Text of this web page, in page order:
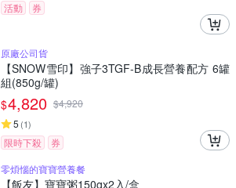
活動 券
原廠公司貨
【SNOW雪印】強子3TGF-B成長營養配方 6罐
組(850g/罐)
$4,820 $4,920
5 (1)
限時下殺
券
零煩惱的寶寶營養餐
【飯友】寶寶粥150gx2入/盒